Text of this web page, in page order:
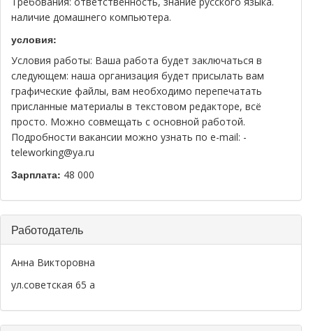
наличие домашнего компьютера.
условия:
Условия работы: Ваша работа будет заключаться в
следующем: наша организация будет присылать вам
графические файлы, вам необходимо перепечатать
присланные материалы в текстовом редакторе, всё
просто. Можно совмещать с основной работой.
Подробности вакансии можно узнать по e-mail: -
teleworking@ya.ru
Зарплата: 48 000
Скрыть
Работодатель
Анна Викторовна
ул.советская 65 а